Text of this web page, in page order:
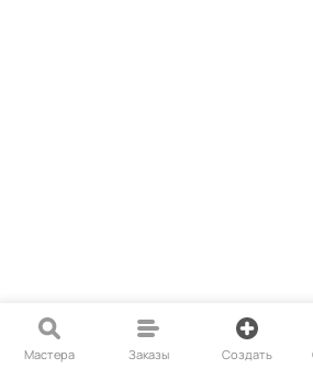
Мастера Заказы Создать